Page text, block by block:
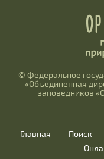
© Федеральное
«Объединенная
заповедников
Главная Поиск